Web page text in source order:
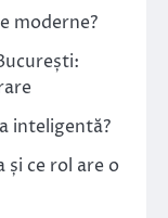
moderne?
inteligentă?
și ce rol are o